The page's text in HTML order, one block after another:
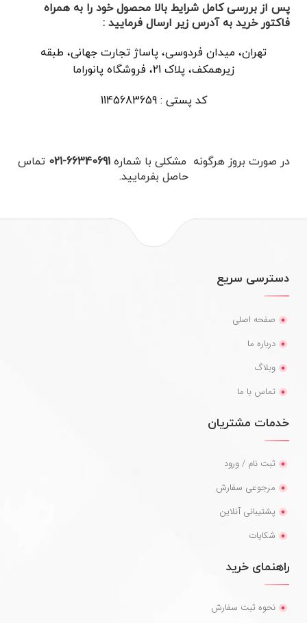
پس از بررسی کامل شرایط بالا محصول خود را به همراه
فاکتور خرید به آدرس زیر ارسال فرمایید :
تهران، میدان فردوسی، پاساژ تجارت جهانی، طبقه
زیرهمکف، پلاک 21، فروشگاه پانوراما
کد پستی : 1145683659
در صورت بروز هرگونه مشکلی با شماره66340691-021
تماس
حاصل بفرمایید.
دسترسی سریع
صفحه اصلی
درباره ما
وبلاگ
تماس با ما
خدمات مشتریان
ثبت نام / ورود
مرجوعی سفارش
پشتیبانی آنلاین
شکایات
راهنمای خرید
نحوه ثبت سفارش